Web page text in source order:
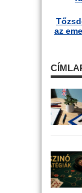
az